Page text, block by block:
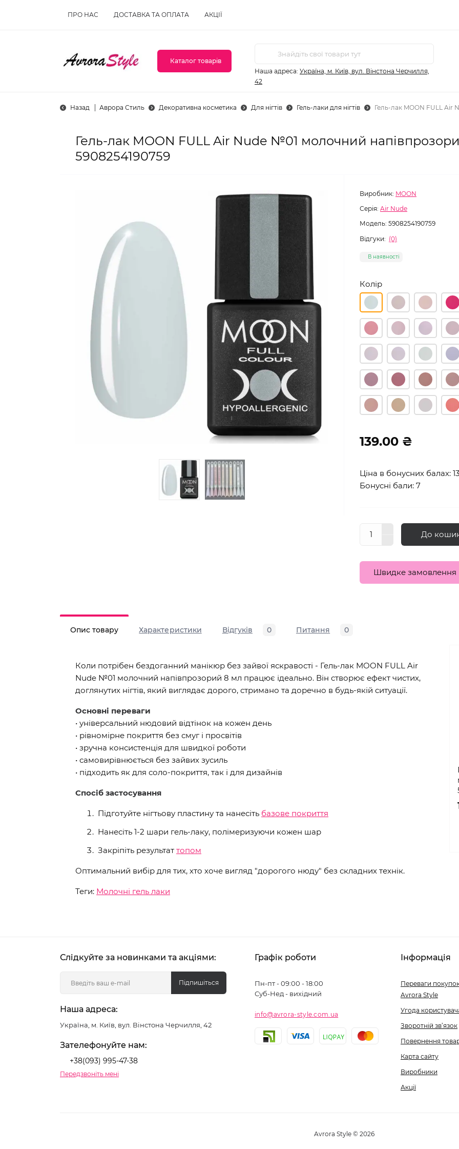
ПРО НАС ДОСТАВКА ТА ОПЛАТА АКЦІЇ
Каталог товарів
Наша адреса: Україна, м. Київ, вул. Вінстона Черчилля,
42
Назад Аврора Стиль Декоративна косметика Для нігтів Гель-лаки для нігтів Гель-лак MOON FULL
Гель-лак MOON FULL Air Nude №01 молочний
5908254190759
Виробник: MOON
Серія: Air Nude
Модель: 5908254190759
Відгуки: (0)
В наявності
Колір
139.00 ₴
Ціна в бонусних балах:
Бонусні бали: 7
До
Швидке замовлення
Опис товару Характеристики Відгуків 0 Питання 0
Коли потрібен бездоганний манікюр без зайвої яскравості - Гель-лак MOON FULL Air
Nude №01 молочний напівпрозорий 8 мл працює ідеально. Він створює ефект чистих,
доглянутих нігтів, який виглядає дорого, стримано та доречно в будь-якій ситуації.
Основні переваги
• універсальний нюдовий відтінок на кожен день
• рівномірне покриття без смуг і просвітів
• зручна консистенція для швидкої роботи
• самовирівнюється без зайвих зусиль
• підходить як для соло-покриття, так і для дизайнів
Спосіб застосування
Підготуйте нігтьову пластину та нанесіть базове покриття
Нанесіть 1-2 шари гель-лаку, полімеризуючи кожен шар
Закріпіть результат топом
Оптимальний вибір для тих, хто хоче вигляд "дорогого нюду" без складних технік.
Теги: Молочні гель лаки
Слідкуйте за новинками та акціями:
Підпишіться
Наша адреса:
Україна, м. Київ, вул. Вінстона Черчилля, 42
Зателефонуйте нам:
+38(093) 995-47-38
Передзвоніть мені
Графік роботи
Пн-пт - 09:00 - 18:00
Суб-Нед - вихідний
info@avrora-style.com.ua
Інформація
Переваги
Avrora Style
Угода
Зворотній зв’язок
Повернення
Карта сайту
Виробники
Акції
Avrora Style © 2026